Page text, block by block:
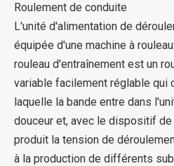
Roulement de conduite
L'unité d'alimentation de
équipée d'une machine à
rouleau d'entraînement est un
variable facilement réglable qui
laquelle la bande entre dans
douceur et, avec le dispositif de
produit la tension de
à la production de différents